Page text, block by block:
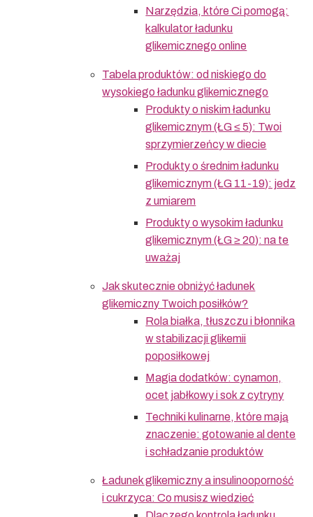
Narzędzia, które Ci pomogą:
kalkulator ładunku
glikemicznego online
Tabela produktów: od niskiego do
wysokiego ładunku glikemicznego
Produkty o niskim ładunku
glikemicznym (ŁG ≤ 5): Twoi
sprzymierzeńcy w diecie
Produkty o średnim ładunku
glikemicznym (ŁG 11-19): jedz
z umiarem
Produkty o wysokim ładunku
glikemicznym (ŁG ≥ 20): na te
uważaj
Jak skutecznie obniżyć ładunek
glikemiczny Twoich posiłków?
Rola białka, tłuszczu i błonnika
w stabilizacji glikemii
poposiłkowej
Magia dodatków: cynamon,
ocet jabłkowy i sok z cytryny
Techniki kulinarne, które mają
znaczenie: gotowanie al dente
i schładzanie produktów
Ładunek glikemiczny a insulinooporność
i cukrzyca: Co musisz wiedzieć